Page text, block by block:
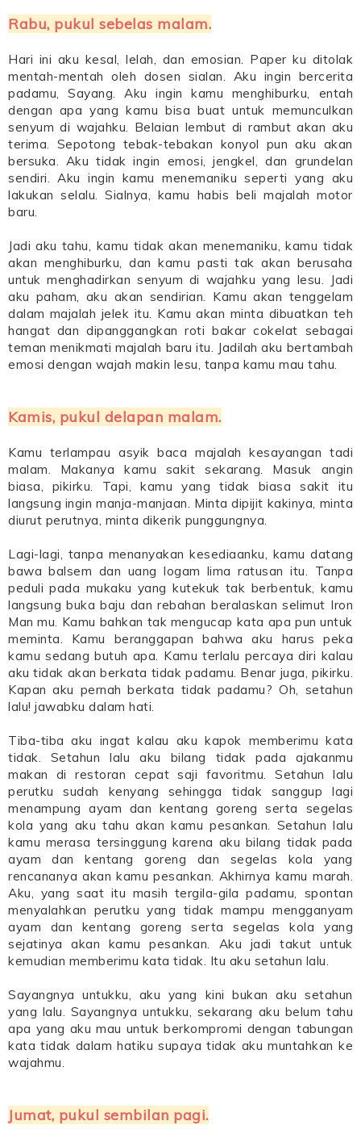
Rabu, pukul sebelas malam.
Hari ini aku kesal, lelah, dan emosian. Paper ku ditolak
mentah-mentah oleh dosen sialan. Aku ingin bercerita
padamu, Sayang. Aku ingin kamu menghiburku, entah
dengan apa yang kamu bisa buat untuk memunculkan
senyum di wajahku. Belaian lembut di rambut akan aku
terima. Sepotong tebak-tebakan konyol pun aku akan
bersuka. Aku tidak ingin emosi, jengkel, dan grundelan
sendiri. Aku ingin kamu menemaniku seperti yang aku
lakukan selalu. Sialnya, kamu habis beli majalah motor
baru.
Jadi aku tahu, kamu tidak akan menemaniku, kamu tidak
akan menghiburku, dan kamu pasti tak akan berusaha
untuk menghadirkan senyum di wajahku yang lesu. Jadi
aku paham, aku akan sendirian. Kamu akan tenggelam
dalam majalah jelek itu. Kamu akan minta dibuatkan teh
hangat dan dipanggangkan roti bakar cokelat sebagai
teman menikmati majalah baru itu. Jadilah aku bertambah
emosi dengan wajah makin lesu, tanpa kamu mau tahu.
Kamis, pukul delapan malam.
Kamu terlampau asyik baca majalah kesayangan tadi
malam. Makanya kamu sakit sekarang. Masuk angin
biasa, pikirku. Tapi, kamu yang tidak biasa sakit itu
langsung ingin manja-manjaan. Minta dipijit kakinya, minta
diurut perutnya, minta dikerik punggungnya.
Lagi-lagi, tanpa menanyakan kesediaanku, kamu datang
bawa balsem dan uang logam lima ratusan itu. Tanpa
peduli pada mukaku yang kutekuk tak berbentuk, kamu
langsung buka baju dan rebahan beralaskan selimut Iron
Man mu. Kamu bahkan tak mengucap kata apa pun untuk
meminta. Kamu beranggapan bahwa aku harus peka
kamu sedang butuh apa. Kamu terlalu percaya diri kalau
aku tidak akan berkata tidak padamu. Benar juga, pikirku.
Kapan aku pernah berkata tidak padamu? Oh, setahun
lalu! jawabku dalam hati.
Tiba-tiba aku ingat kalau aku kapok memberimu kata
tidak. Setahun lalu aku bilang tidak pada ajakanmu
makan di restoran cepat saji favoritmu. Setahun lalu
perutku sudah kenyang sehingga tidak sanggup lagi
menampung ayam dan kentang goreng serta segelas
kola yang aku tahu akan kamu pesankan. Setahun lalu
kamu merasa tersinggung karena aku bilang tidak pada
ayam dan kentang goreng dan segelas kola yang
rencananya akan kamu pesankan. Akhirnya kamu marah.
Aku, yang saat itu masih tergila-gila padamu, spontan
menyalahkan perutku yang tidak mampu mengganyam
ayam dan kentang goreng serta segelas kola yang
sejatinya akan kamu pesankan. Aku jadi takut untuk
kemudian memberimu kata tidak. Itu aku setahun lalu.
Sayangnya untukku, aku yang kini bukan aku setahun
yang lalu. Sayangnya untukku, sekarang aku belum tahu
apa yang aku mau untuk berkompromi dengan tabungan
kata tidak dalam hatiku supaya tidak aku muntahkan ke
wajahmu.
Jumat, pukul sembilan pagi.